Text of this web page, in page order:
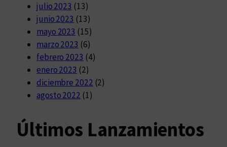
julio 2023 (13)
junio 2023 (13)
mayo 2023 (15)
marzo 2023 (6)
febrero 2023 (4)
enero 2023 (2)
diciembre 2022 (2)
agosto 2022 (1)
Últimos Lanzamientos